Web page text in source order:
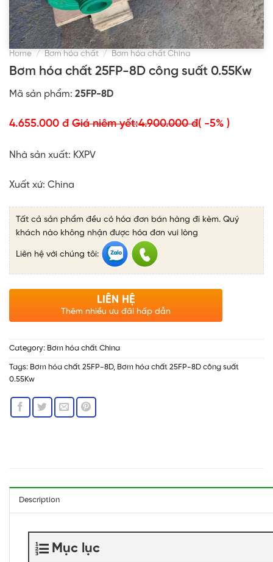
Home / Bơm hóa chất / Bơm hóa chất China
Bơm hóa chất 25FP-8D công suất 0.55Kw
Mã sản phẩm: 25FP-8D
4.655.000 đ Giá niêm yết:4.900.000 đ( -5% )
Nhà sản xuất: KXPV
Xuất xứ: China
Tất cả sản phẩm đều có hóa đơn bán hàng đi kèm. Quý
khách nào không nhận được hóa đơn vui lòng
Liên hệ với chúng tôi:
LIÊN HỆ
Thêm nhiều ưu đãi hấp dẫn
Category: Bơm hóa chất China
Tags: Bơm hóa chất 25FP-8D, Bơm hóa chất 25FP-8D công suất
0.55Kw
Description
Mục lục